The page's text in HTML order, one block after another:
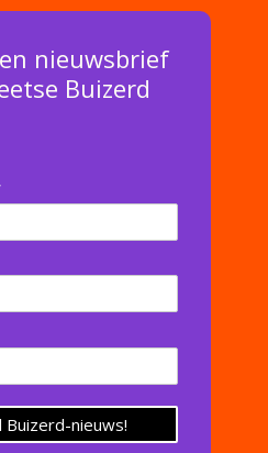
nieuwsbrief
Buizerd
Buizerd-nieuws!